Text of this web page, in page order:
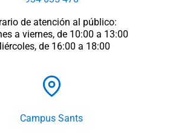
de atención al público:
a viernes, de 10:00 a 13:00
de 16:00 a 18:00
Campus Sants